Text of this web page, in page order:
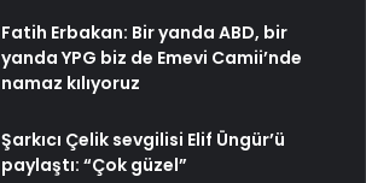
Fatih Erbakan: Bir yanda ABD, bir
yanda YPG biz de Emevi Camii’nde
namaz kılıyoruz
Şarkıcı Çelik sevgilisi Elif Üngür’ü
paylaştı: “Çok güzel”